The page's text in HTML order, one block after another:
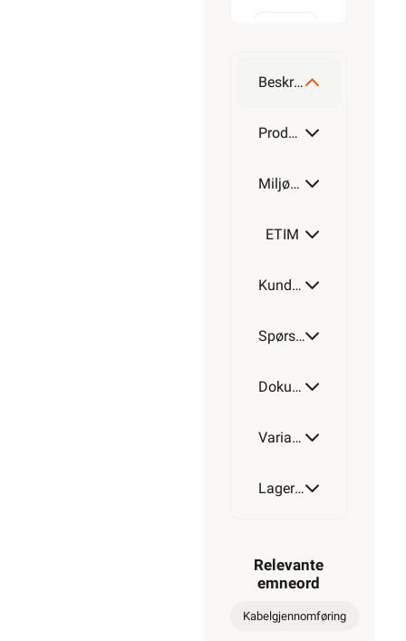
Beskrivelse
Produktdetaljer
Miljøparametere
ETIM
Kundeomtale
Spørsmål og svar
Dokumentasjon
Varianter av artikkel
Lagerstatus
Relevante
emneord
Kabelgjennomføring